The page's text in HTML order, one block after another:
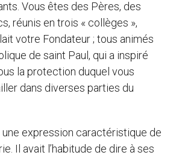
Vous êtes des Pères, des
réunis en trois « collèges »,
votre Fondateur ; tous animés
de saint Paul, qui a inspiré
la protection duquel vous
dans diverses parties du
expression caractéristique de
Il avait l’habitude de dire à ses